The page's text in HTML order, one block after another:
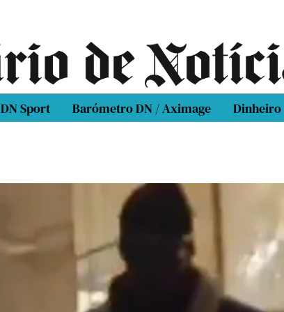
DN Sport Barómetro DN / Aximage Dinheiro